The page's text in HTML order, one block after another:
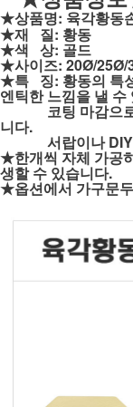
★상품명: 육각황동
★재 질: 황동
★색 상: 골드
★사이즈: 20Ø/25Ø/
★특 징: 황동의 특
엔틱한 느낌을 낼 수
코팅 마감으로
니다.
서랍이나 DIY가
★한개씩 자체 가공
생할 수 있습니다.
★옵션에서 가구문